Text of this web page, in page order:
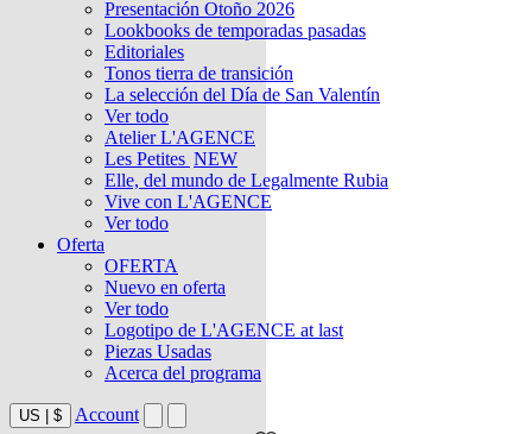
Presentación Otoño 2026
Lookbooks de temporadas pasadas
Editoriales
Tonos tierra de transición
La selección del Día de San Valentín
Ver todo
Atelier L'AGENCE
Les Petites NEW
Elle, del mundo de Legalmente Rubia
Vive con L'AGENCE
Ver todo
Oferta
OFERTA
Nuevo en oferta
Ver todo
Logotipo de L'AGENCE at last
Piezas Usadas
Acerca del programa
US $ Account